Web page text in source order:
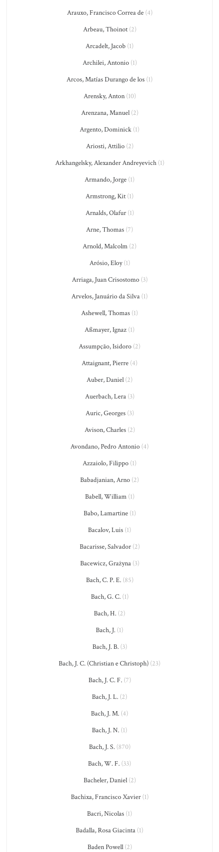
Arauxo, Francisco Correa de(4)
Arbeau, Thoinot(2)
Arcadelt, Jacob (1)
Archilei, Antonio(1)
Arcos, Matías Durango de los (1)
Arensky, Anton(10)
Arenzana, Manuel(2)
Argento, Dominick (1)
Ariosti, Attilio(2)
Arkhangelsky, Alexander Andreyevich(1)
Armando, Jorge (1)
Armstrong, Kit (1)
Arnalds, Olafur(1)
Arne, Thomas (7)
Arnold, Malcolm (2)
Arósio, Eloy(1)
Arriaga, Juan Crisostomo(3)
Arvelos, Januário da Silva (1)
Ashewell, Thomas (1)
Aßmayer, Ignaz (1)
Assumpção, Isidoro (2)
Attaignant, Pierre (4)
Auber, Daniel (2)
Auerbach, Lera(3)
Auric, Georges(3)
Avison, Charles(2)
Avondano, Pedro Antonio (4)
Azzaiolo, Filippo (1)
Babadjanian, Arno (2)
Babell, William(1)
Babo, Lamartine(1)
Bacalov, Luis (1)
Bacarisse, Salvador(2)
Bacewicz, Grażyna(3)
Bach, C. P. E.(85)
Bach, G. C.(1)
Bach, H. (2)
Bach, J. (1)
Bach, J. B.(3)
Bach, J. C. (Christian e Christoph) (23)
Bach, J. C. F.(7)
Bach, J. L. (2)
Bach, J. M. (4)
Bach, J. N. (1)
Bach, J. S.(870)
Bach, W. F. (33)
Bacheler, Daniel(2)
Bachixa, Francisco Xavier(1)
Bacri, Nicolas (1)
Badalla, Rosa Giacinta (1)
Baden Powell(2)